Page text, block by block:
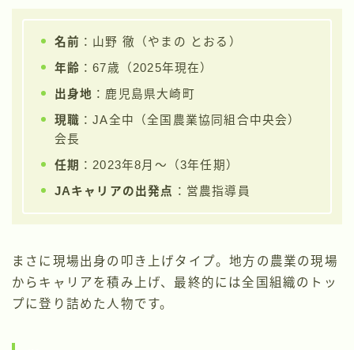
名前 ：山野 徹（やまの とおる）
年齢 ：67歳（2025年現在）
出身地 ：鹿児島県大崎町
現職 ：JA全中（全国農業協同組合中央会）
会長
任期 ：2023年8月〜（3年任期）
JAキャリアの出発点 ：営農指導員
まさに現場出身の叩き上げタイプ。地方の農業の現場
からキャリアを積み上げ、最終的には全国組織のトッ
プに登り詰めた人物です。